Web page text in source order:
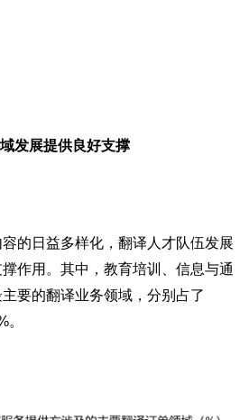
展提供良好支撑
日益多样化，翻译人才队伍发展
作用。其中，教育培训、信息与通
要的翻译业务领域，分别占了